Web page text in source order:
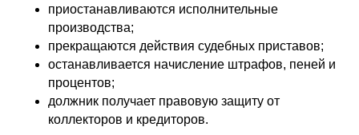
приостанавливаются исполнительные
производства;
прекращаются действия судебных приставов;
останавливается начисление штрафов, пеней и
процентов;
должник получает правовую защиту от
коллекторов и кредиторов.